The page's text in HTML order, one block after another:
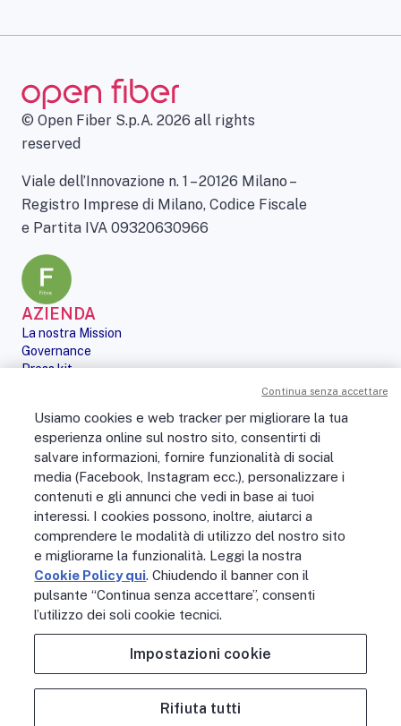
© Open Fiber S.p.A. 2026 all rights
reserved
Viale dell’Innovazione n. 1 – 20126 Milano –
Registro Imprese di Milano, Codice Fiscale
e Partita IVA 09320630966
AZIENDA
La nostra Mission
Governance
Press kit
Digital Services Act
PERSONE
No Fibra? No Party!
Posizioni aperte
La vita in Open Fiber
Lavora con noi
La nostra cultura
MONDO OPEN FIBER
Supporto
Assistenza scavi
Open Fiber Network Solutions
Area Riservata Operatori
Usiamo cookies e web tracker per migliorare la tua
esperienza online sul nostro sito, consentirti di
salvare informazioni, fornire funzionalità di social
media (Facebook, Instagram ecc.), personalizzare i
contenuti e gli annunci che vedi in base ai tuoi
interessi. I cookies possono, inoltre, aiutarci a
comprendere le modalità di utilizzo del nostro sito
e migliorarne la funzionalità. Leggi la nostra
Cookie Policy qui. Chiudendo il banner con il
pulsante “Continua senza accettare”, consenti
l’utilizzo dei soli cookie tecnici.
Impostazioni cookie
Rifiuta tutti
Continua senza accettare